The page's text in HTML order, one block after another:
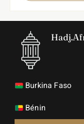
Burkina Faso
Bénin